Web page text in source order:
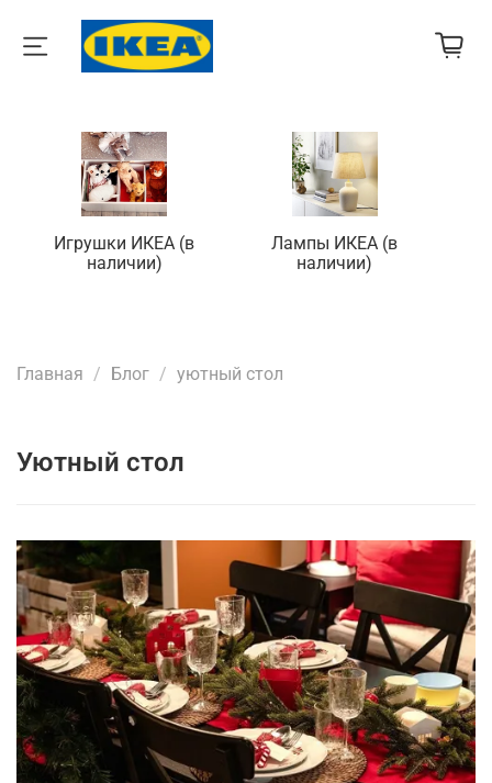
Игрушки ИКЕА (в
наличии)
Лампы ИКЕА (в
наличии)
Главная Блог уютный стол
уютный стол